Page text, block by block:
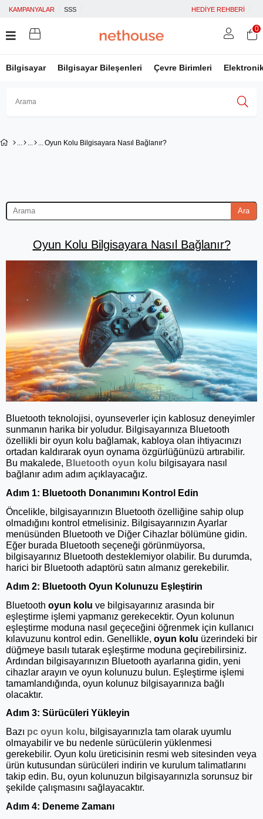
KAMPANYALAR SSS HEDİYE REHBERİ
Bilgisayar Bilgisayar Bileşenleri Çevre Birimleri
0
Oyun Kolu Bilgisayara Nasıl Bağlanır?
Ara
Oyun Kolu Bilgisayara Nasıl Bağlanır?
Bluetooth teknolojisi, oyunseverler için kablosuz deneyimler
sunmanın harika bir yoludur. Bilgisayarınıza Bluetooth
özellikli bir oyun kolu bağlamak, kabloya olan ihtiyacınızı
ortadan kaldırarak oyun oynama özgürlüğünüzü artırabilir.
Bu makalede, Bluetooth oyun kolu bilgisayara nasıl
bağlanır adım adım açıklayacağız.
Adım 1: Bluetooth Donanımını Kontrol Edin
Öncelikle, bilgisayarınızın Bluetooth özelliğine sahip olup
olmadığını kontrol etmelisiniz. Bilgisayarınızın Ayarlar
menüsünden Bluetooth ve Diğer Cihazlar bölümüne gidin.
Eğer burada Bluetooth seçeneği görünmüyorsa,
bilgisayarınız Bluetooth desteklemiyor olabilir. Bu durumda,
harici bir Bluetooth adaptörü satın almanız gerekebilir.
Adım 2: Bluetooth Oyun Kolunuzu Eşleştirin
Bluetooth oyun kolu ve bilgisayarınız arasında bir
eşleştirme işlemi yapmanız gerekecektir. Oyun kolunun
eşleştirme moduna nasıl geçeceğini öğrenmek için kullanıcı
kılavuzunu kontrol edin. Genellikle, oyun kolu üzerindeki bir
düğmeye basılı tutarak eşleştirme moduna geçirebilirsiniz.
Ardından bilgisayarınızın Bluetooth ayarlarına gidin, yeni
cihazlar arayın ve oyun kolunuzu bulun. Eşleştirme işlemi
tamamlandığında, oyun kolunuz bilgisayarınıza bağlı
olacaktır.
Adım 3: Sürücüleri Yükleyin
Bazı pc oyun kolu, bilgisayarınızla tam olarak uyumlu
olmayabilir ve bu nedenle sürücülerin yüklenmesi
gerekebilir. Oyun kolu üreticisinin resmi web sitesinden veya
ürün kutusundan sürücüleri indirin ve kurulum talimatlarını
takip edin. Bu, oyun kolunuzun bilgisayarınızla sorunsuz bir
şekilde çalışmasını sağlayacaktır.
Adım 4: Deneme Zamanı